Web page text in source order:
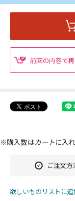
前回の内容で
※購入数はカートに入
ご注文方
欲しいものリストに追